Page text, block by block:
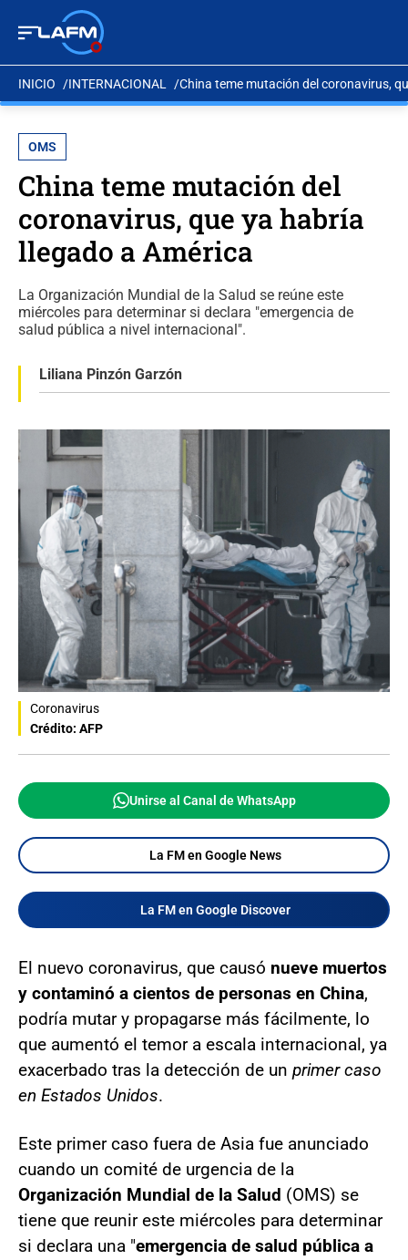
INICIO INTERNACIONAL China teme mutación del coronavirus,
OMS
China teme mutación del
coronavirus, que ya habría
llegado a América
La Organización Mundial de la Salud se reúne este
miércoles para determinar si declara "emergencia de
salud pública a nivel internacional".
Liliana Pinzón Garzón
Coronavirus
Crédito: AFP
Unirse al Canal de WhatsApp
La FM en Google News
La FM en Google Discover
El nuevo coronavirus, que causó nueve muertos
y contaminó a cientos de personas en China,
podría mutar y propagarse más fácilmente, lo
que aumentó el temor a escala internacional, ya
exacerbado tras la detección de un primer caso
en Estados Unidos.
Este primer caso fuera de Asia fue anunciado
cuando un comité de urgencia de la
Organización Mundial de la Salud (OMS) se
tiene que reunir este miércoles para determinar
si declara una "emergencia de salud pública a